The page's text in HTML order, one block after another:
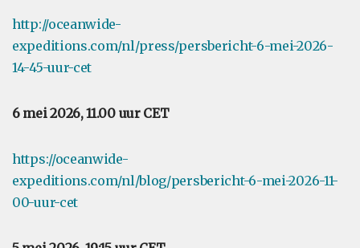
http://oceanwide-
expeditions.com/nl/press/persbericht-6-mei-2026-
14-45-uur-cet
6 mei 2026, 11.00 uur CET
https://oceanwide-
expeditions.com/nl/blog/persbericht-6-mei-2026-11-
00-uur-cet